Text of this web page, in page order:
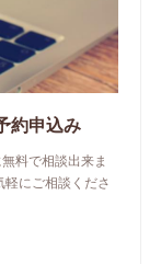
約申込み
料で相談出来ま
にご相談くださ